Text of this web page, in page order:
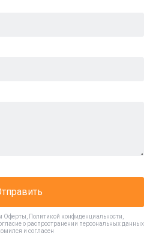
Оферты Политикой конфиденциальности
о распространении персональных данных
и согласен